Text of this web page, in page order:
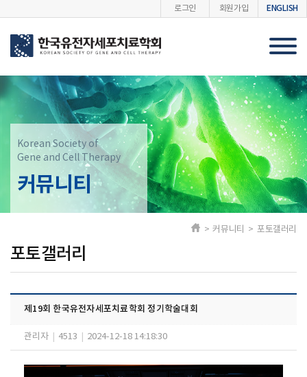
로그인 회원가입 ENGLISH
Korean Society of
Gene and Cell Therapy
커뮤니티
포토갤러리
> 커뮤니티 > 포토갤러리
제19회 한국유전자세포치료학회 정기학술대회
관리자 4513 2024-12-18 14:18:30